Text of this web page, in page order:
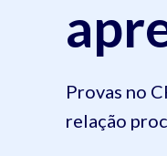
Provas no
relação